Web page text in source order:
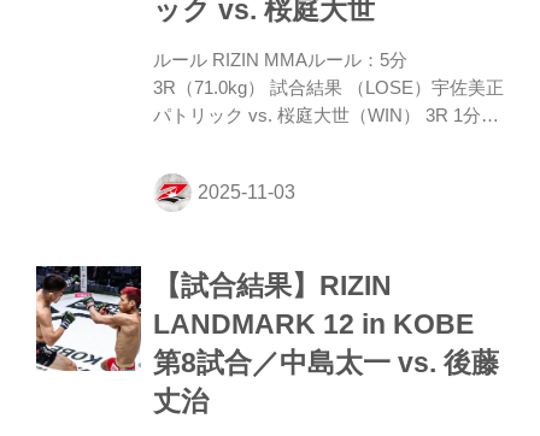
レート、フックと振るう。 ROUND 2 前に
出てフック・スト...
ック vs. 桜庭大世
ルール RIZIN MMAルール：5分
3R（71.0kg） 試合結果 （LOSE）宇佐美正
パトリック vs. 桜庭大世（WIN） 3R 1分33
場 ROUND 1 宇佐美がオーソドックスで前
に出ると桜庭はサウスポーからの左ミド
宇佐美が前に出たところで桜庭の左ローが
下腹部に。宇佐美に回復のインターバルが
与えられる。再開。桜庭は左の蹴りを飛ば
し、低空タックルで足首を掴むが、これは
宇佐美が切る。右フックとタックルを混ぜ
る桜庭だが、これに対処しながら宇佐美も
【試合結果】RIZIN
LANDMARK 12 in KOBE
第8試合／中島太一 vs. 後藤
丈治